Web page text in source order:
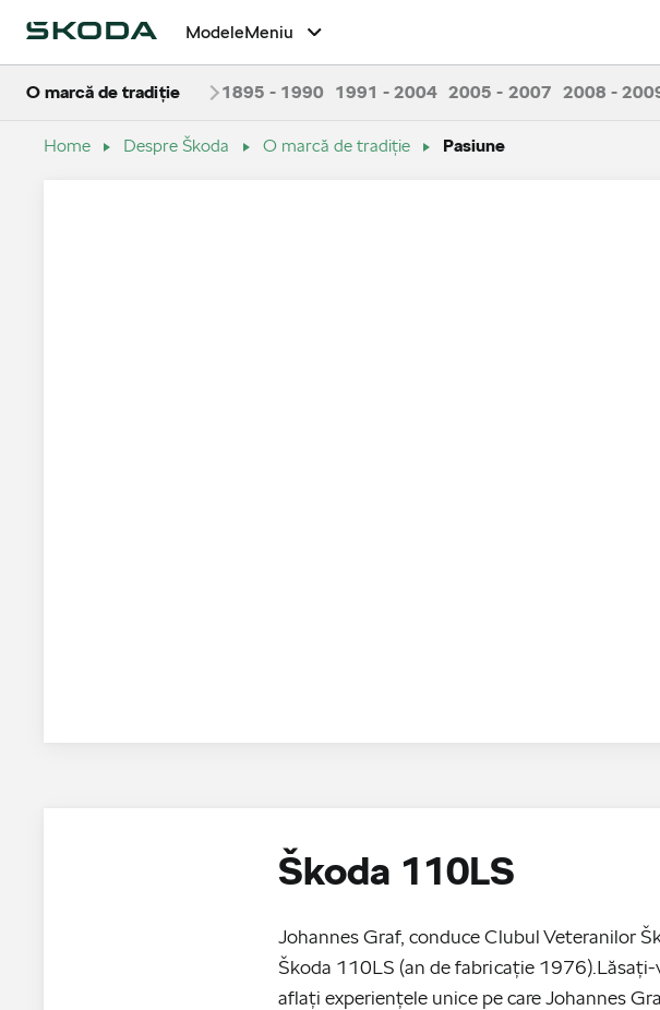
ModeleMeniu
O marcă de tradiţie 1895 - 1990 1991 - 2004 2005 - 2007 2008 -
Home Despre Škoda O marcă de tradiţie Pasiune
Škoda 110LS
Johannes Graf, conduce Clubul Veteranilor
Škoda 110LS (an de fabricaţie
aflaţi experienţele unice pe care Johannes